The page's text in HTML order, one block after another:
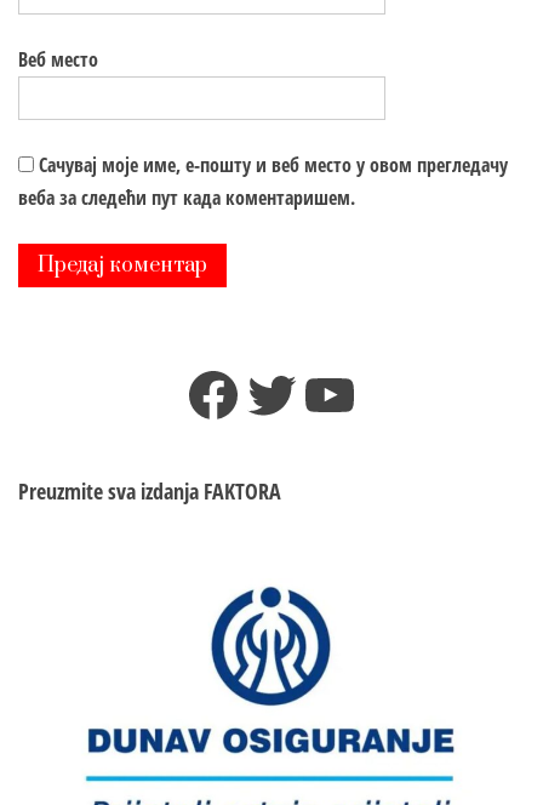
Веб место
Сачувај моје име, е-пошту и веб место у овом прегледачу
веба за следећи пут када коментаришем.
Facebook
TwitterYouTube
Preuzmite sva izdanja FAKTORA